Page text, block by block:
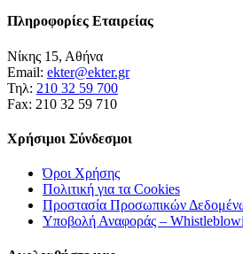
Πληροφορίες Εταιρείας
Νίκης 15, Αθήνα
Email: ekter@ekter.gr
Τηλ: 210 32 59 700
Fax: 210 32 59 710
Χρήσιμοι Σύνδεσμοι
Όροι Χρήσης
Πολιτική για τα Cookies
Προστασία Προσωπικών
Υποβολή Αναφοράς –